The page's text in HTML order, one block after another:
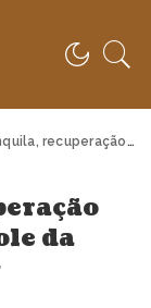
o papel do controle da ansiedade no pré e pós-operatório
da